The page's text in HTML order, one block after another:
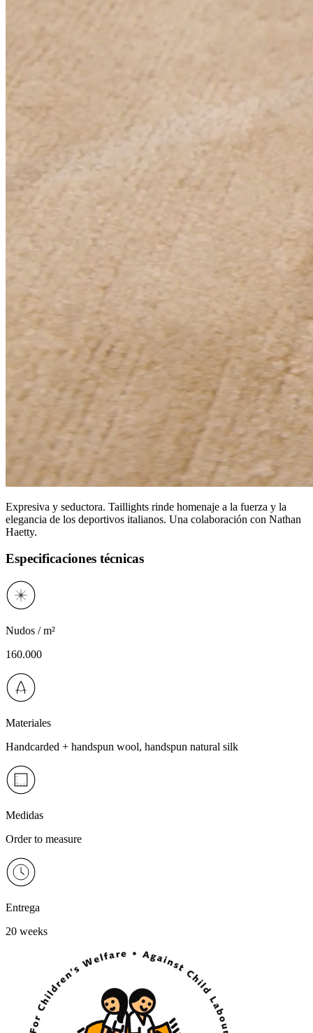
Expresiva y seductora. Taillights rinde homenaje a la fuerza y la
elegancia de los deportivos italianos. Una colaboración con Nathan
Haetty.
Especificaciones técnicas
Nudos / m²
160.000
Materiales
Handcarded + handspun wool, handspun natural silk
Medidas
Order to measure
Entrega
20 weeks